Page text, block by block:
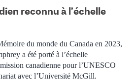
reconnu à l’échelle
du monde du Canada en 2023,
a été porté à l’échelle
canadienne pour l’UNESCO
avec l’Université McGill.